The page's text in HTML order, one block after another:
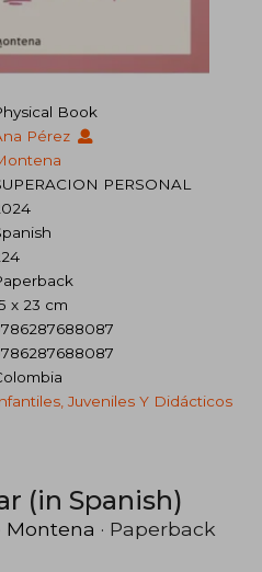
Book
Pérez
PERSONAL
x 23 cm
Juveniles Y Didácticos
(in Spanish)
Montena · Paperback